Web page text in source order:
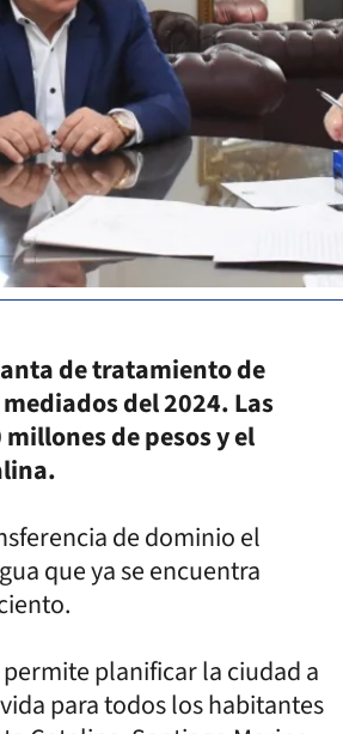
de tratamiento de
del 2024. Las
de pesos y el
de dominio el
que ya se encuentra
planificar la ciudad a
para todos los habitantes